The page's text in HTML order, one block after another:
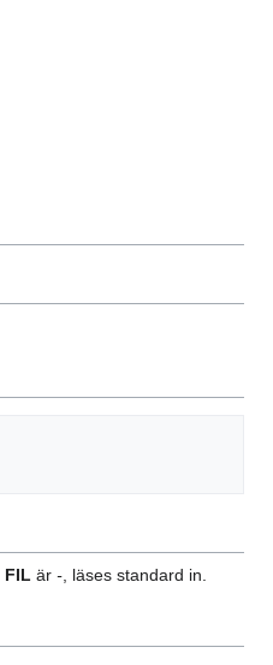
FIL är - , läses standard in.